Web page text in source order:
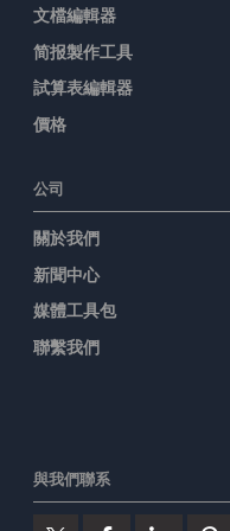
文檔編輯器
简报製作工具
試算表編輯器
價格
公司
關於我們
新聞中心
媒體工具包
聯繫我們
與我們聯系